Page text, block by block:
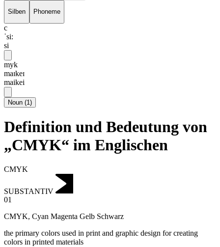
Silben Phoneme
c
ˈsi:
si
myk
maɪkeɪ
maikei
Noun (1)
Definition und Bedeutung von
„CMYK“ im Englischen
CMYK
SUBSTANTIV
01
CMYK, Cyan Magenta Gelb Schwarz
the primary colors used in print and graphic design for creating
colors in printed materials